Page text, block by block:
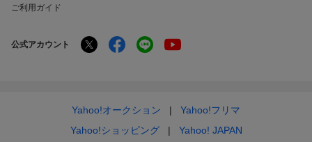
ご利用ガイド
公式アカウント
Yahoo!オークション
Yahoo!フリマ
Yahoo!ショッピング
Yahoo! JAPAN